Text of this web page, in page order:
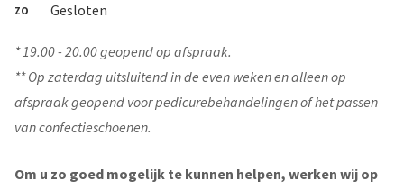
ZO Gesloten
* 19.00 - 20.00 geopend op afspraak.
** Op zaterdag uitsluitend in de even weken en alleen op
afspraak geopend voor pedicurebehandelingen of het passen
van confectieschoenen.
Om u zo goed mogelijk te kunnen helpen, werken wij op